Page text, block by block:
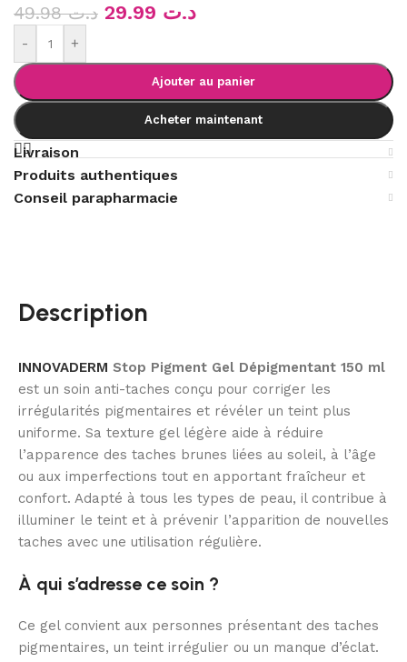
د.ت49.98 د.ت
- +
Ajouter au panier
Acheter maintenant
Livraison
Produits authentiques
Conseil parapharmacie
Description
INNOVADERM Stop Pigment Gel Dépigmentant 150 ml
est un soin anti-taches conçu pour corriger les
irrégularités pigmentaires et révéler un teint plus
uniforme. Sa texture gel légère aide à réduire
l’apparence des taches brunes liées au soleil, à l’âge
ou aux imperfections tout en apportant fraîcheur et
confort. Adapté à tous les types de peau, il contribue à
illuminer le teint et à prévenir l’apparition de nouvelles
taches avec une utilisation régulière.
À qui s’adresse ce soin ?
Ce gel convient aux personnes présentant des taches
pigmentaires, un teint irrégulier ou un manque d’éclat.